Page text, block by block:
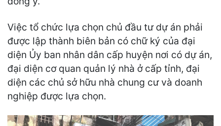
Việc tổ chức lựa chọn chủ đầu tư dự án phải
được lập thành biên bản có chữ ký của đại
diện Ủy ban nhân dân cấp huyện nơi có dự án,
đại diện cơ quan quản lý nhà ở cấp tỉnh, đại
diện các chủ sở hữu nhà chung cư và doanh
nghiệp được lựa chọn.